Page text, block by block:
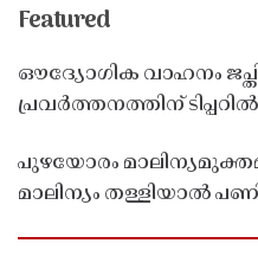
Featured
ഔദ്യോഗിക വാഹനം
പ്രവർത്തനത്തിന്
പുഴയോരം
മാലിന്യം തള്ളിയാൽ